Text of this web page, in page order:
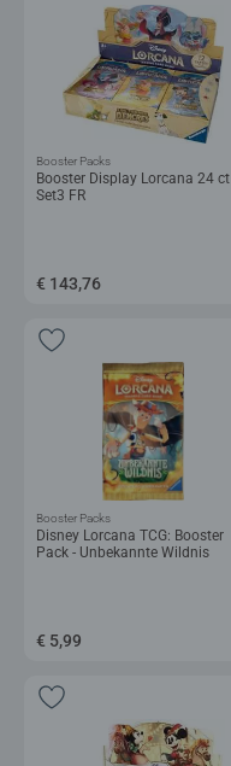
Booster Display Lorcana 24 ct
Set3 FR
Booster Packs
€ 143,76
Disney Lorcana TCG: Booster
Pack - Unbekannte Wildnis
Booster Packs
€ 5,99